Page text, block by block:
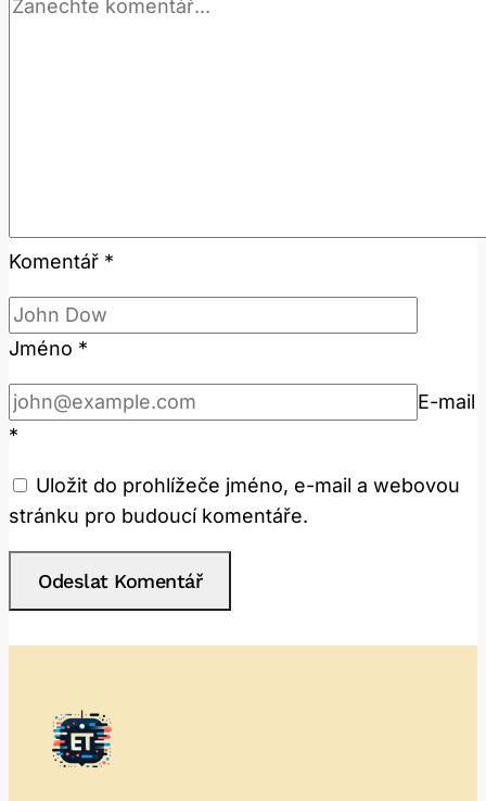
Komentář *
Jméno *
E-mail
*
Uložit do prohlížeče jméno, e-mail a webovou
stránku pro budoucí komentáře.